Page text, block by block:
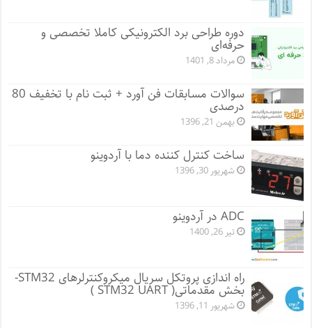
دوره طراحی برد الکترونیکی کاملا تخصصی و
حرفه‌ای
مرداد 8, 1401
سوالات مسابقات فن آورد + ثبت نام با تخفیف 80
درصدی
بهمن 21, 1396
ساخت کنترل کننده دما با آردوینو
شهریور 30, 1396
ADC در آردوینو
تیر 26, 1400
راه اندازی پروتکل سریال میکروکنترلرهای STM32-
بخش مقدماتی( STM32 UART )
شهریور 11, 1396